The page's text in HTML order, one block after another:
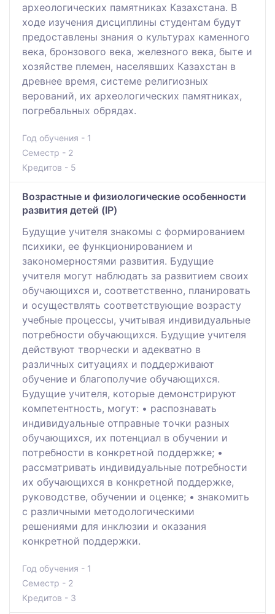
археологических памятниках Казахстана. В
ходе изучения дисциплины студентам будут
предоставлены знания о культурах каменного
века, бронзового века, железного века, быте и
хозяйстве племен, населявших Казахстан в
древнее время, системе религиозных
верований, их археологических памятниках,
погребальных обрядах.
Год обучения - 1
Семестр - 2
Кредитов - 5
Возрастные и физиологические особенности
развития детей (IP)
Будущие учителя знакомы с формированием
психики, ее функционированием и
закономерностями развития. Будущие
учителя могут наблюдать за развитием своих
обучающихся и, соответственно, планировать
и осуществлять соответствующие возрасту
учебные процессы, учитывая индивидуальные
потребности обучающихся. Будущие учителя
действуют творчески и адекватно в
различных ситуациях и поддерживают
обучение и благополучие обучающихся.
Будущие учителя, которые демонстрируют
компетентность, могут: • распознавать
индивидуальные отправные точки разных
обучающихся, их потенциал в обучении и
потребности в конкретной поддержке; •
рассматривать индивидуальные потребности
их обучающихся в конкретной поддержке,
руководстве, обучении и оценке; • знакомить
с различными методологическими
решениями для инклюзии и оказания
конкретной поддержки.
Год обучения - 1
Семестр - 2
Кредитов - 3